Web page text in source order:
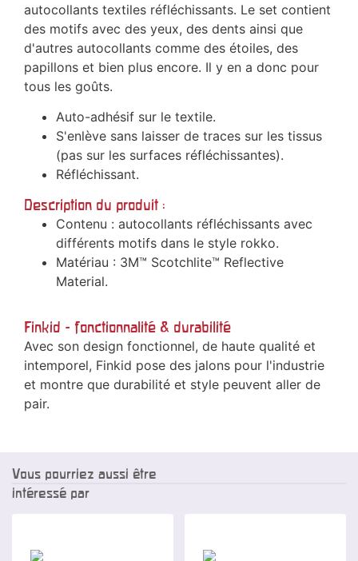
autocollants textiles réfléchissants. Le set contient
des motifs avec des yeux, des dents ainsi que
d'autres autocollants comme des étoiles, des
papillons et bien plus encore. Il y en a donc pour
tous les goûts.
Auto-adhésif sur le textile.
S'enlève sans laisser de traces sur les tissus
(pas sur les surfaces réfléchissantes).
Réfléchissant.
Description du produit :
Contenu : autocollants réfléchissants avec
différents motifs dans le style rokko.
Matériau : 3M™ Scotchlite™ Reflective
Material.
Finkid - fonctionnalité & durabilité
Avec son design fonctionnel, de haute qualité et
intemporel, Finkid pose des jalons pour l'industrie
et montre que durabilité et style peuvent aller de
pair.
Vous pourriez aussi être
intéressé par